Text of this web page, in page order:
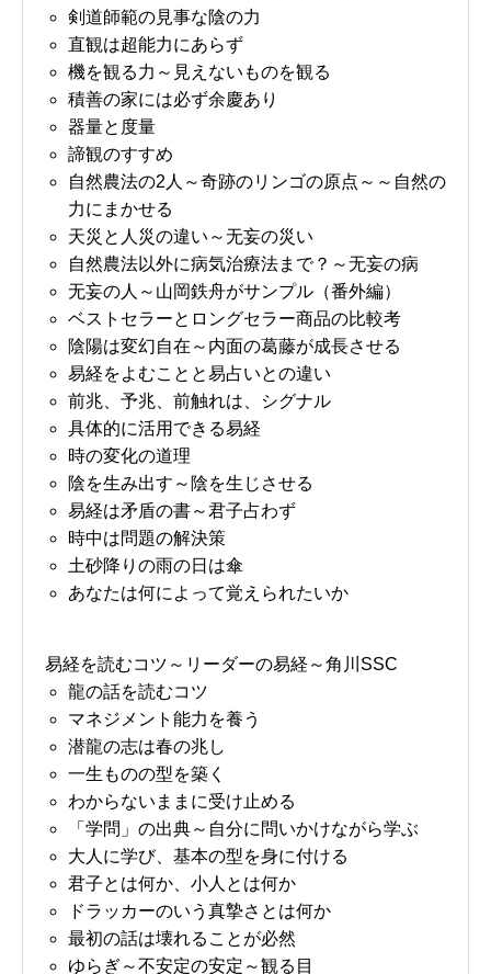
剣道師範の見事な陰の力
直観は超能力にあらず
機を観る力～見えないものを観る
積善の家には必ず余慶あり
器量と度量
諦観のすすめ
自然農法の2人～奇跡のリンゴの原点～～自然の
力にまかせる
天災と人災の違い～无妄の災い
自然農法以外に病気治療法まで？～无妄の病
无妄の人～山岡鉄舟がサンプル（番外編）
ベストセラーとロングセラー商品の比較考
陰陽は変幻自在～内面の葛藤が成長させる
易経をよむことと易占いとの違い
前兆、予兆、前触れは、シグナル
具体的に活用できる易経
時の変化の道理
陰を生み出す～陰を生じさせる
易経は矛盾の書～君子占わず
時中は問題の解決策
土砂降りの雨の日は傘
あなたは何によって覚えられたいか
易経を読むコツ～リーダーの易経～角川SSC
龍の話を読むコツ
マネジメント能力を養う
潜龍の志は春の兆し
一生ものの型を築く
わからないままに受け止める
「学問」の出典～自分に問いかけながら学ぶ
大人に学び、基本の型を身に付ける
君子とは何か、小人とは何か
ドラッカーのいう真摯さとは何か
最初の話は壊れることが必然
ゆらぎ～不安定の安定～観る目
お問い合わせ